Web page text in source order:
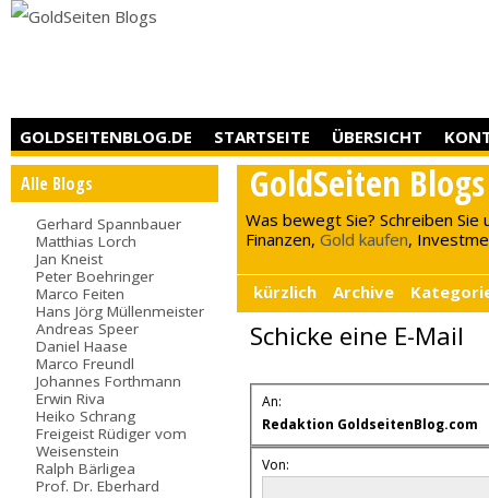
GOLDSEITENBLOG.DE STARTSEITE ÜBERSICHT
Alle Blogs
Gerhard Spannbauer
Matthias Lorch
Jan Kneist
Peter Boehringer
Marco Feiten
Hans Jörg Müllenmeister
Andreas Speer
Daniel Haase
Marco Freundl
Johannes Forthmann
Erwin Riva
Heiko Schrang
Freigeist Rüdiger vom
Weisenstein
Ralph Bärligea
Prof. Dr. Eberhard
GoldSeiten Blogs
Was bewegt Sie? Schreiben Sie
Finanzen,Gold kaufen,
kürzlich Archive
Schicke eine E-Mail
An:
Redaktion GoldseitenBlog.com
Von: